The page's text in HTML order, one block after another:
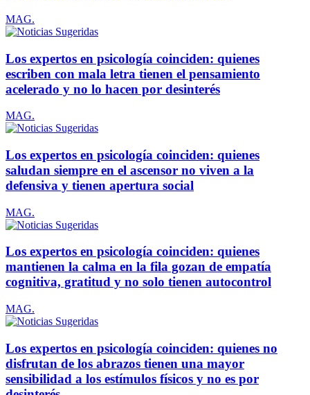
MAG.
Los expertos en psicología coinciden: quienes
escriben con mala letra tienen el pensamiento
acelerado y no lo hacen por desinterés
MAG.
Los expertos en psicología coinciden: quienes
saludan siempre en el ascensor no viven a la
defensiva y tienen apertura social
MAG.
Los expertos en psicología coinciden: quienes
mantienen la calma en la fila gozan de empatía
cognitiva, gratitud y no solo tienen autocontrol
MAG.
Los expertos en psicología coinciden: quienes no
disfrutan de los abrazos tienen una mayor
sensibilidad a los estímulos físicos y no es por